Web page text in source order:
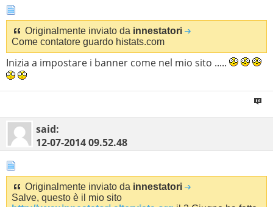
Originalmente inviato da innestatori
Come contatore guardo histats.com
Inizia a impostare i banner come nel mio sito .....
said:
12-07-201409.52.48
Originalmente inviato da innestatori
Salve, questo è il mio sito